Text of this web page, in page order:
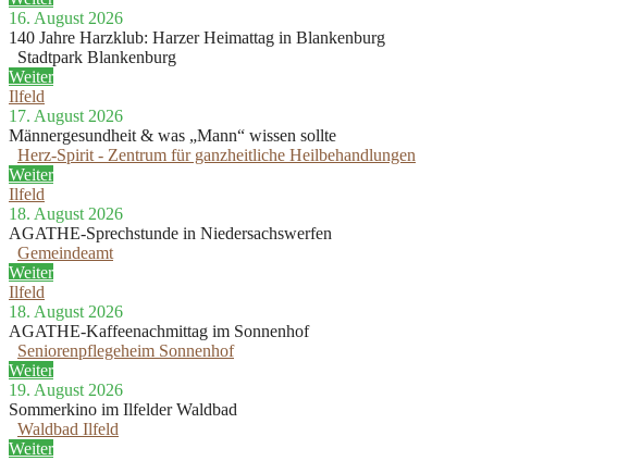
16. August 2026
140 Jahre Harzklub: Harzer Heimattag in Blankenburg
Stadtpark Blankenburg
Weiter
Ilfeld
17. August 2026
Männergesundheit & was „Mann“ wissen sollte
Herz-Spirit - Zentrum für ganzheitliche Heilbehandlungen
Weiter
Ilfeld
18. August 2026
AGATHE-Sprechstunde in Niedersachswerfen
Gemeindeamt
Weiter
Ilfeld
18. August 2026
AGATHE-Kaffeenachmittag im Sonnenhof
Seniorenpflegeheim Sonnenhof
Weiter
19. August 2026
Sommerkino im Ilfelder Waldbad
Waldbad Ilfeld
Weiter